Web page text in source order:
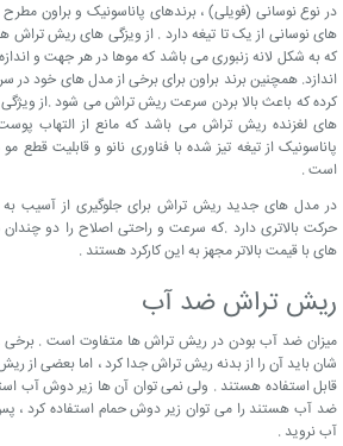
در نوع نوسانی (فویلی) ، برندهای پاناسونیک و براون
های نوسانی از یک تا تیغه دارد . از ویزگی های ریش تراش
که به شکل لانه زنبوری می باشد که موها در هر جهت و
اندازد. همچنین برند براون برای برخی از مدل های خود
کرده که باعث بالا بردن سرعت ریش تراش می شود .از
های لغزنده ریش تراش می باشد که مانع از التهاب
پاناسونیک از تیغه تیز شده با فناوری نانو و قابلیت قطع
است .
در مدل های جدید ریش تراش برای جلوگیری از آسیب
حرکت بالاتری دارد .که سرعت و راحتی اصلاح را دو
های با قیمت بالاتر مجهز به این کارکرد هستند .
ریش تراش ضد آب
میزان ضد آب بودن در ریش تراش ها متفاوت است .
شان باید آن را از بدنه ریش تراش جدا کرد ، اما بعضی
قابل استفاده هستند . ولی نمی توان آن ها زیر دوش آب
ضد آب هستند را می توان زیر دوش حمام استفاده کرد ،
آب نروید .